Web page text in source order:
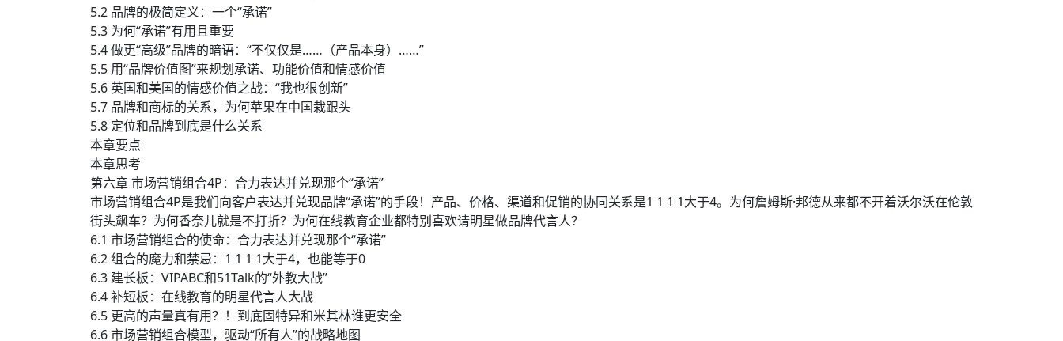
5.2 品牌的极简定义：一个“承诺”
5.3 为何“承诺”有用且重要
5.4 做更“高级”品牌的暗语：“不仅仅是……（产品本身）……”
5.5 用“品牌价值图”来规划承诺、功能价值和情感价值
5.6 英国和美国的情感价值之战：“我也很创新”
5.7 品牌和商标的关系，为何苹果在中国栽跟头
5.8 定位和品牌到底是什么关系
本章要点
本章思考
第六章 市场营销组合4P：合力表达并兑现那个“承诺”
市场营销组合4P是我们向客户表达并兑现品牌“承诺”的手段！产品、价格、渠道和促销的协同关系是1 1 1 1大于4。为何詹姆斯·邦德从来都不开着沃尔沃在伦敦
街头飙车？为何香奈儿就是不打折？为何在线教育企业都特别喜欢请明星做品牌代言人？
6.1 市场营销组合的使命：合力表达并兑现那个“承诺”
6.2 组合的魔力和禁忌：1 1 1 1大于4，也能等于0
6.3 建长板：VIPABC和51Talk的“外教大战”
6.4 补短板：在线教育的明星代言人大战
6.5 更高的声量真有用？！到底固特异和米其林谁更安全
6.6 市场营销组合模型，驱动“所有人”的战略地图